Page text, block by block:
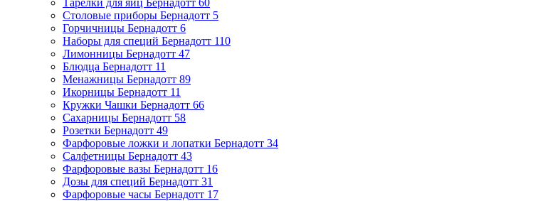
Тарелки для яиц Бернадотт 60
Столовые приборы Бернадотт 5
Горчичницы Бернадотт 6
Наборы для специй Бернадотт 110
Лимонницы Бернадотт 47
Блюдца Бернадотт 11
Менажницы Бернадотт 89
Икорницы Бернадотт 11
Кружки Чашки Бернадотт 66
Сахарницы Бернадотт 58
Розетки Бернадотт 49
Фарфоровые ложки и лопатки Бернадотт 34
Салфетницы Бернадотт 43
Фарфоровые вазы Бернадотт 16
Дозы для специй Бернадотт 31
Фарфоровые часы Бернадотт 17